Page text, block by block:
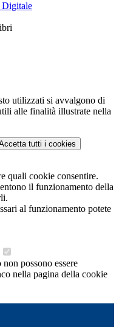
Digitale
utilizzati si avvalgono di
alle finalità illustrate nella
tutti i cookies
quali cookie consentire.
il funzionamento della
al funzionamento potete
possono essere
nella pagina della cookie